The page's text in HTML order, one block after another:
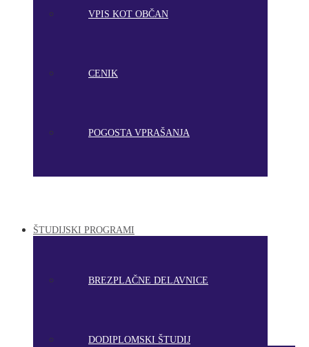
VPIS KOT OBČAN
CENIK
POGOSTA VPRAŠANJA
ŠTUDIJSKI PROGRAMI
BREZPLAČNE DELAVNICE
DODIPLOMSKI ŠTUDIJ